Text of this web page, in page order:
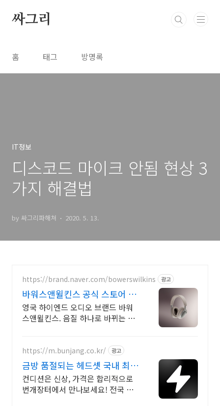
싸그리
홈 태그 방명록
IT정보
디스코드 마이크 안됨 현상 3
가지 해결법
by 싸그리파해쳐 2020. 5. 13.
https://brand.naver.com/bowerswilkins 광고
바워스앤윌킨스 공식 스토어 하
이엔드 명품 오디오
영국 하이엔드 오디오 브랜드 바워
스앤윌킨스. 음질 하나로 바뀌는 특
https://m.bunjang.co.kr/ 광고
금방 품절되는 헤드셋 국내 최대
브랜드 중고거래
컨디션은 신상, 가격은 합리적으로
번개장터에서 만나보세요! 전국 각